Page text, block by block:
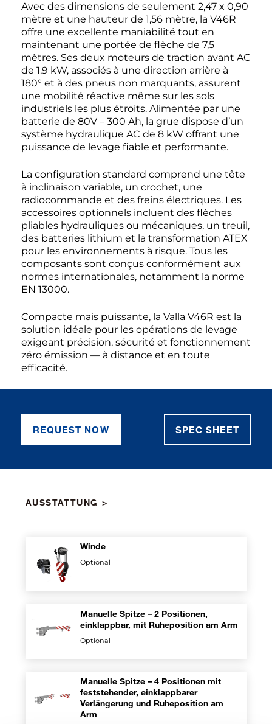
Avec des dimensions de seulement 2,47 x 0,90
mètre et une hauteur de 1,56 mètre, la V46R
offre une excellente maniabilité tout en
maintenant une portée de flèche de 7,5
mètres. Ses deux moteurs de traction avant AC
de 1,9 kW, associés à une direction arrière à
180° et à des pneus non marquants, assurent
une mobilité réactive même sur les sols
industriels les plus étroits. Alimentée par une
batterie de 80V – 300 Ah, la grue dispose d’un
système hydraulique AC de 8 kW offrant une
puissance de levage fiable et performante.
La configuration standard comprend une tête
à inclinaison variable, un crochet, une
radiocommande et des freins électriques. Les
accessoires optionnels incluent des flèches
pliables hydrauliques ou mécaniques, un treuil,
des batteries lithium et la transformation ATEX
pour les environnements à risque. Tous les
composants sont conçus conformément aux
normes internationales, notamment la norme
EN 13000.
Compacte mais puissante, la Valla V46R est la
solution idéale pour les opérations de levage
exigeant précision, sécurité et fonctionnement
zéro émission — à distance et en toute
efficacité.
REQUEST NOW SPEC SHEET
AUSSTATTUNG
Winde
Optional
Manuelle Spitze – 2 Positionen,
einklappbar, mit Ruheposition am Arm
Optional
Manuelle Spitze – 4 Positionen mit
feststehender, einklappbarer
Verlängerung und Ruheposition am
Arm